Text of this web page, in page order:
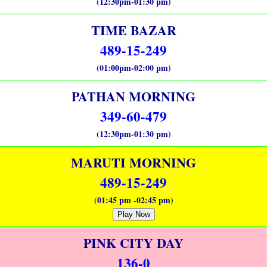
TIME BAZAR
489-15-249
(01:00pm-02:00 pm)
PATHAN MORNING
349-60-479
(12:30pm-01:30 pm)
MARUTI MORNING
489-15-249
(01:45 pm -02:45 pm)
Play Now
PINK CITY DAY
136-0